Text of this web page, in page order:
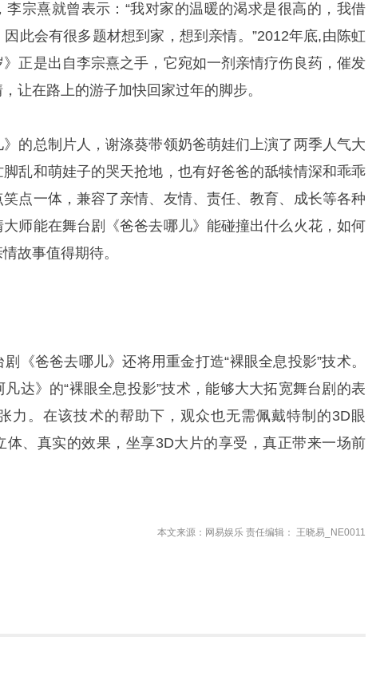
李宗熹就曾表示：“我对家的温暖的渴求是很高的，我借
此会有很多题材想到家，想到亲情。”2012年底,由陈虹
正是出自李宗熹之手，它宛如一剂亲情疗伤良药，催发
让在路上的游子加快回家过年的脚步。
的总制片人，谢涤葵带领奶爸萌娃们上演了两季人气大
乱和萌娃子的哭天抢地，也有好爸爸的舐犊情深和乖乖
点一体，兼容了亲情、友情、责任、教育、成长等各种
师能在舞台剧《爸爸去哪儿》能碰撞出什么火花，如何
故事值得期待。
《爸爸去哪儿》还将用重金打造“裸眼全息投影”技术。
达》的“裸眼全息投影”技术，能够大大拓宽舞台剧的表
力。在该技术的帮助下，观众也无需佩戴特制的3D眼
体、真实的效果，坐享3D大片的享受，真正带来一场前
本文来源：网易娱乐 责任编辑： 王晓易_NE0011